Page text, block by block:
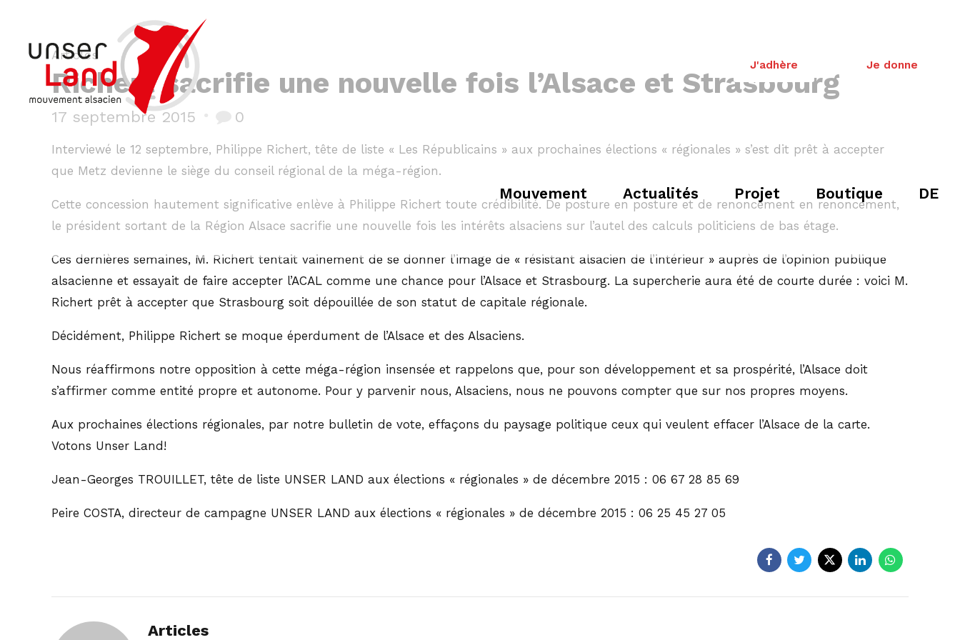
J'adhère Je donne
Mouvement Actualités Projet Boutique DE
Articles
Richert sacrifie une nouvelle fois l’Alsace et Strasbourg
17 septembre 2015 0
Interviewé le 12 septembre, Philippe Richert, tête de liste « Les Républicains » aux prochaines élections « régionales » s’est dit prêt à accepter
que Metz devienne le siège du conseil régional de la méga-région.
Cette concession hautement significative enlève à Philippe Richert toute crédibilité. De posture en posture et de renoncement en renoncement,
le président sortant de la Région Alsace sacrifie une nouvelle fois les intérêts alsaciens sur l’autel des calculs politiciens de bas étage.
Ces dernières semaines, M. Richert tentait vainement de se donner l’image de « résistant alsacien de l’intérieur » auprès de l’opinion publique
alsacienne et essayait de faire accepter l’ACAL comme une chance pour l’Alsace et Strasbourg. La supercherie aura été de courte durée : voici M.
Richert prêt à accepter que Strasbourg soit dépouillée de son statut de capitale régionale.
Décidément, Philippe Richert se moque éperdument de l’Alsace et des Alsaciens.
Nous réaffirmons notre opposition à cette méga-région insensée et rappelons que, pour son développement et sa prospérité, l’Alsace doit
s’affirmer comme entité propre et autonome. Pour y parvenir nous, Alsaciens, nous ne pouvons compter que sur nos propres moyens.
Aux prochaines élections régionales, par notre bulletin de vote, effaçons du paysage politique ceux qui veulent effacer l’Alsace de la carte.
Votons Unser Land!
Jean-Georges TROUILLET, tête de liste UNSER LAND aux élections « régionales » de décembre 2015 : 06 67 28 85 69
Peire COSTA, directeur de campagne UNSER LAND aux élections « régionales » de décembre 2015 : 06 25 45 27 05
Articles